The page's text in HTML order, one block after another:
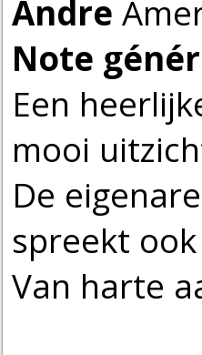
Andre
Note
Een
mooi
De
spreekt
Van harte